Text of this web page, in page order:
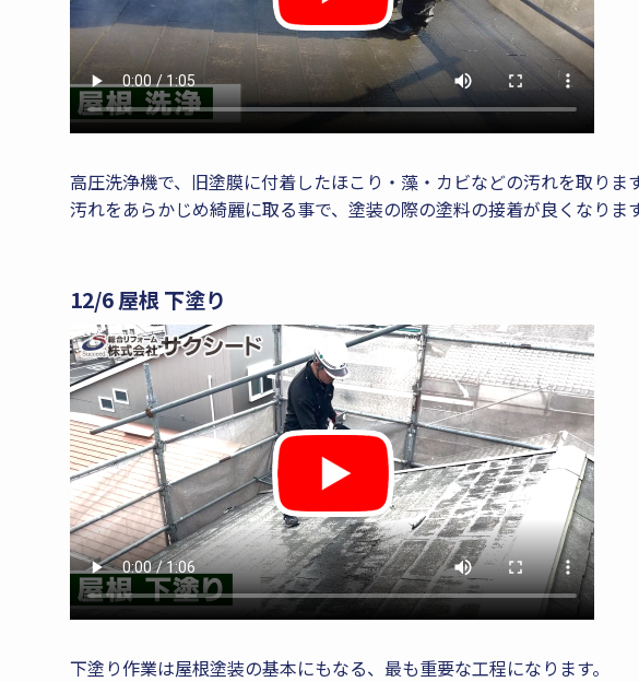
高圧洗浄機で、旧塗膜に付着したほこり・藻・カビなどの汚れを取ります
汚れをあらかじめ綺麗に取る事で、塗装の際の塗料の接着が良くなります
12/6 屋根 下塗り
下塗り作業は屋根塗装の基本にもなる、最も重要な工程になります。